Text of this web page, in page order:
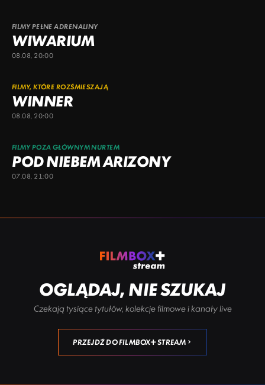
FILMY PEŁNE ADRENALINY
WIWARIUM
08.08, 20:00
FILMY, KTÓRE ROZŚMIESZAJĄ
WINNER
08.08, 20:00
FILMY POZA GŁÓWNYM NURTEM
POD NIEBEM ARIZONY
07.08, 21:00
OGLĄDAJ, NIE SZUKAJ
Czekają tysiące tytułów, kolekcje filmowe i kanały live
PRZEJDŹ DO FILMBOX+ STREAM